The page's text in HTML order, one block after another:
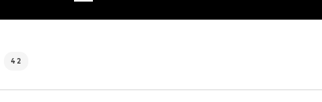
42